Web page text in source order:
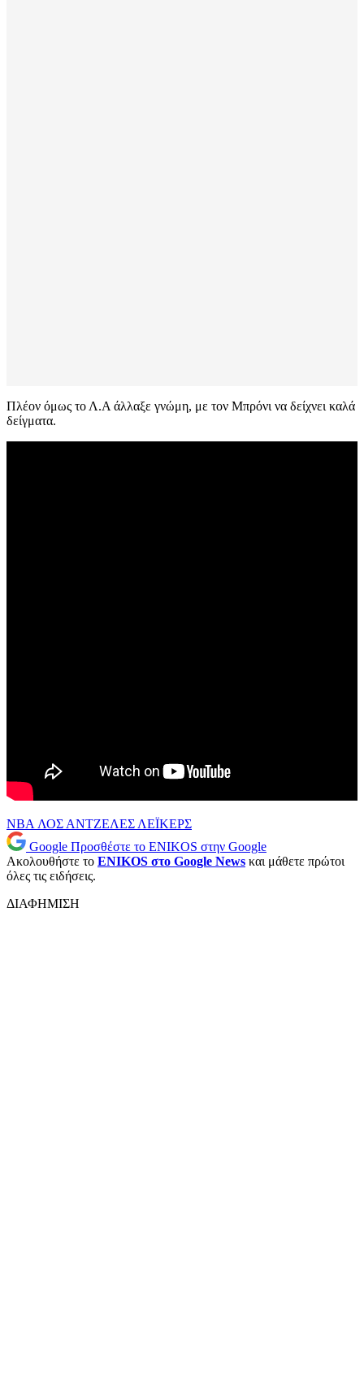
Πλέον όμως το Λ.Α άλλαξε γνώμη, με τον Μπρόνι να δείχνει καλά
δείγματα.
NBA ΛΟΣ ΑΝΤΖΕΛΕΣ ΛΕΪΚΕΡΣ
Google Προσθέστε το ENIKOS στην Google
Ακολουθήστε το ENIKOS στο Google News και μάθετε πρώτοι
όλες τις ειδήσεις.
ΔΙΑΦΗΜΙΣΗ